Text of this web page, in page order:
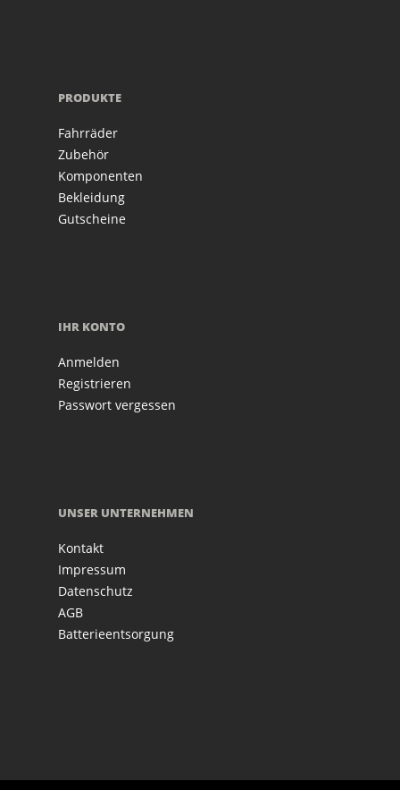
PRODUKTE
Fahrräder
Zubehör
Komponenten
Bekleidung
Gutscheine
IHR KONTO
Anmelden
Registrieren
Passwort vergessen
UNSER UNTERNEHMEN
Kontakt
Impressum
Datenschutz
AGB
Batterieentsorgung